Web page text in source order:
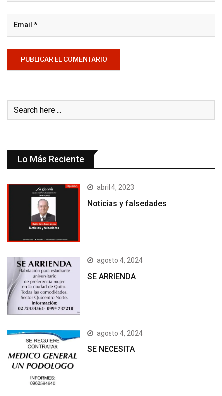
Lo Más Reciente
abril 4, 2023
Noticias y falsedades
agosto 4, 2024
SE ARRIENDA
agosto 4, 2024
SE NECESITA